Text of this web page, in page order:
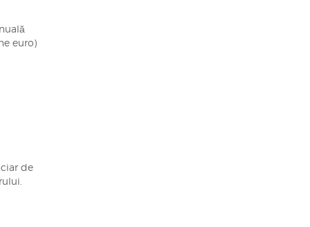
euro)
de